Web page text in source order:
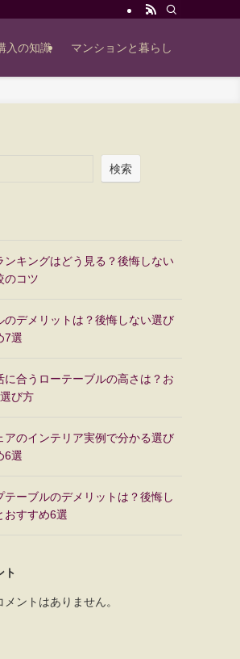
入の知識 マンションと暮らし
検索
ンキングはどう見る？後悔しない
のコツ
のデメリットは？後悔しない選び
7選
に合うローテーブルの高さは？お
び方
アのインテリア実例で分かる選び
6選
テーブルのデメリットは？後悔し
おすすめ6選
ト
ントはありません。